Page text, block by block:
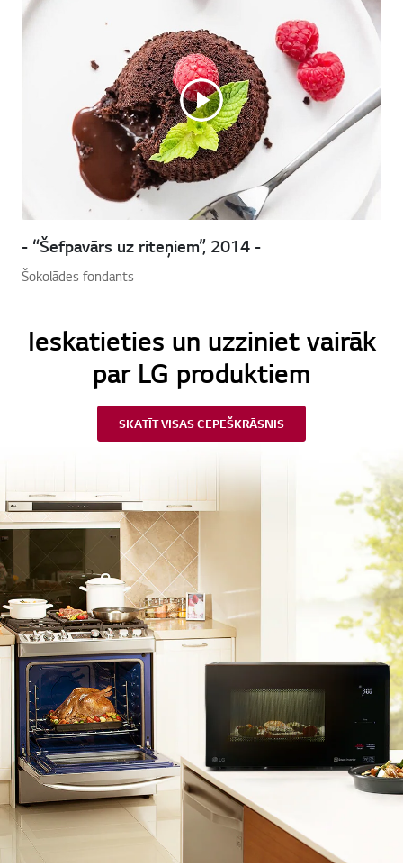
- “Šefpavārs uz riteņiem”, 2014 -
Šokolādes fondants
Ieskatieties un uzziniet vairāk
par LG produktiem
SKATĪT VISAS CEPEŠKRĀSNIS